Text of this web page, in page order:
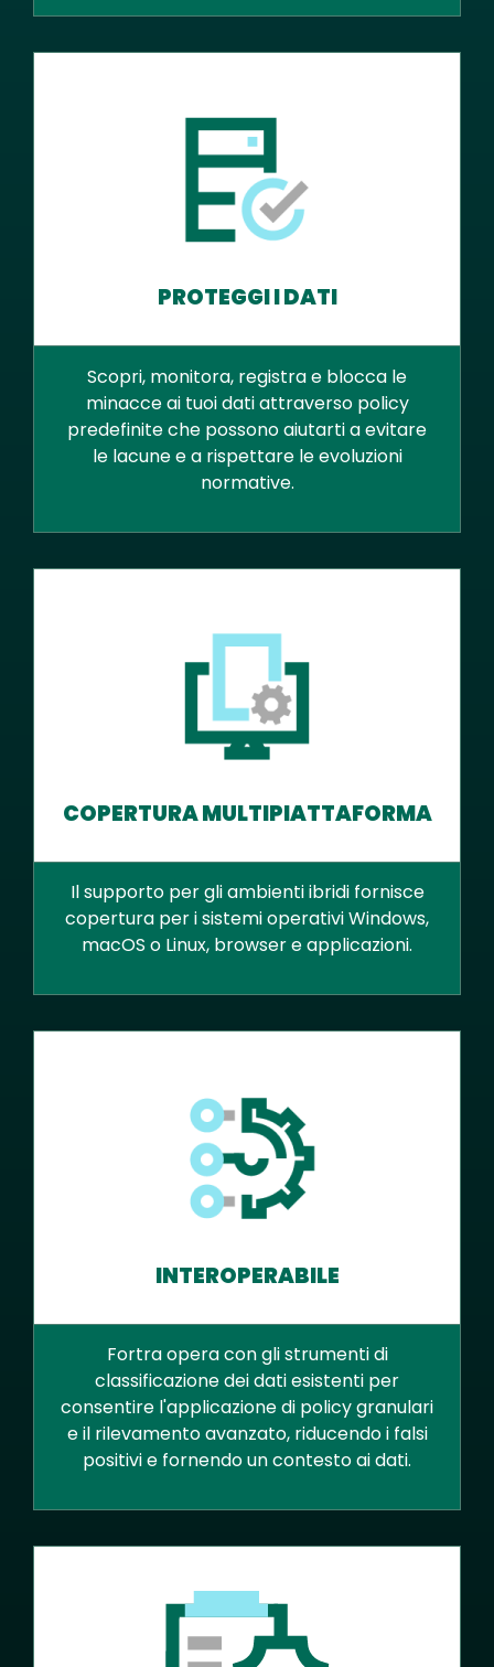
PROTEGGI I DATI
Scopri, monitora, registra e blocca le
minacce ai tuoi dati attraverso policy
predefinite che possono aiutarti a evitare
le lacune e a rispettare le evoluzioni
normative.
COPERTURA MULTIPIATTAFORMA
Il supporto per gli ambienti ibridi fornisce
copertura per i sistemi operativi Windows,
macOS o Linux, browser e applicazioni.
INTEROPERABILE
Fortra opera con gli strumenti di
classificazione dei dati esistenti per
consentire l'applicazione di policy granulari
e il rilevamento avanzato, riducendo i falsi
positivi e fornendo un contesto ai dati.